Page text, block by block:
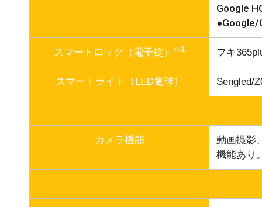
Google
●Google/
スマートロック（電子錠） ※1 フキ
スマートライト（LED電球） Sengled/
カメラ機能
動画撮影
機能あり